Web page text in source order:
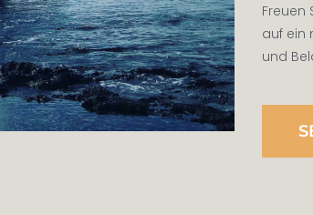
Freuen
auf ein
und